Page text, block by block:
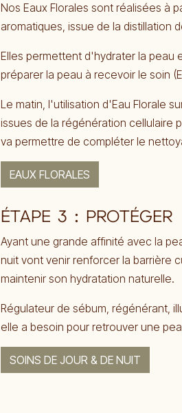
Nos Eaux Florales sont réalisées
aromatiques, issue de la distillation
Elles permettent d'hydrater la peau
préparer la peau à recevoir le soin
Le matin, l'utilisation d'Eau Florale
issues de la régénération cellulaire
va permettre de compléter le
EAUX FLORALES
ÉTAPE 3 : PROTÉGER
Ayant une grande affinité avec la
nuit vont venir renforcer la barrière
maintenir son hydratation naturelle.
Régulateur de sébum, régénérant,
elle a besoin pour retrouver une
SOINS DE JOUR & DE NUIT